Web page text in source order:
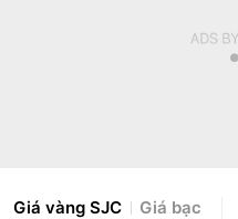
Giá vàng SJC Giá bạc